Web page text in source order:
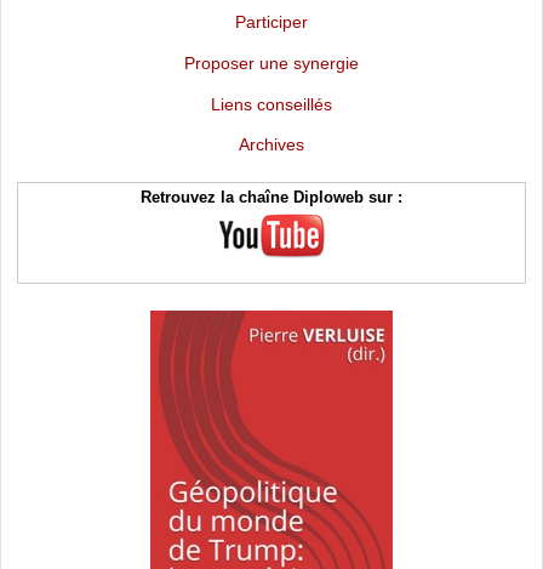
Participer
Proposer une synergie
Liens conseillés
Archives
Retrouvez la chaîne Diploweb sur :